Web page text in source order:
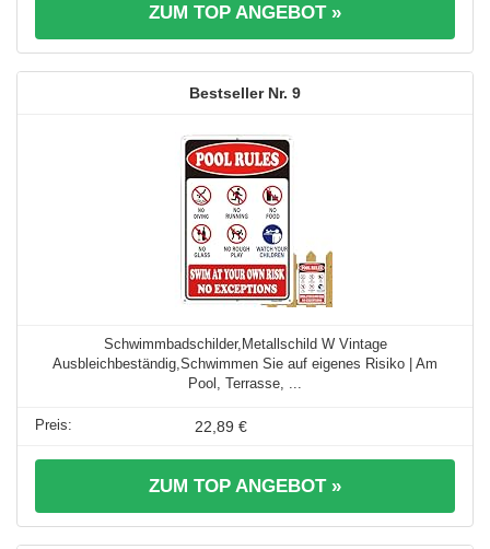
ZUM TOP ANGEBOT »
9
Schwimmbadschilder,Metallschild W Vintage
Ausbleichbeständig,Schwimmen Sie auf eigenes Risiko | Am
Pool, Terrasse, ...
22,89 €
ZUM TOP ANGEBOT »